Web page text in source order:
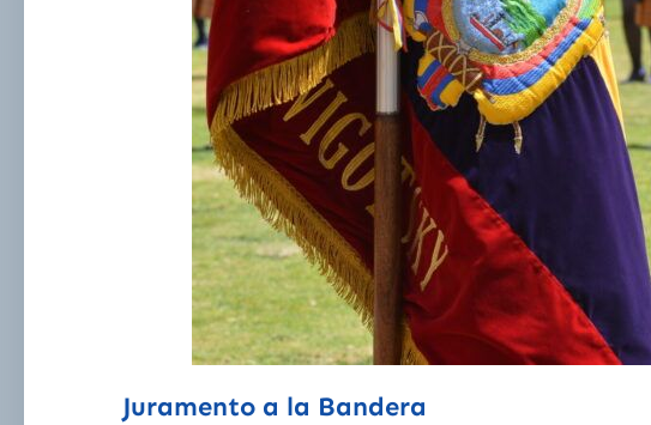
Juramento a la Bandera